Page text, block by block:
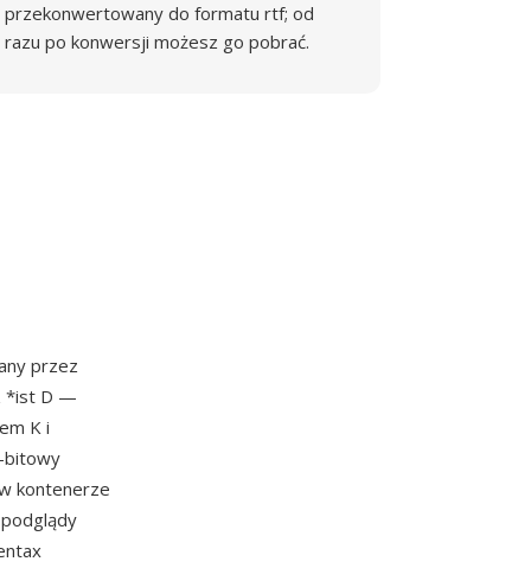
przekonwertowany do formatu rtf; od
razu po konwersji możesz go pobrać.
przez
*ist D —
K i
bitowy
kontenerze